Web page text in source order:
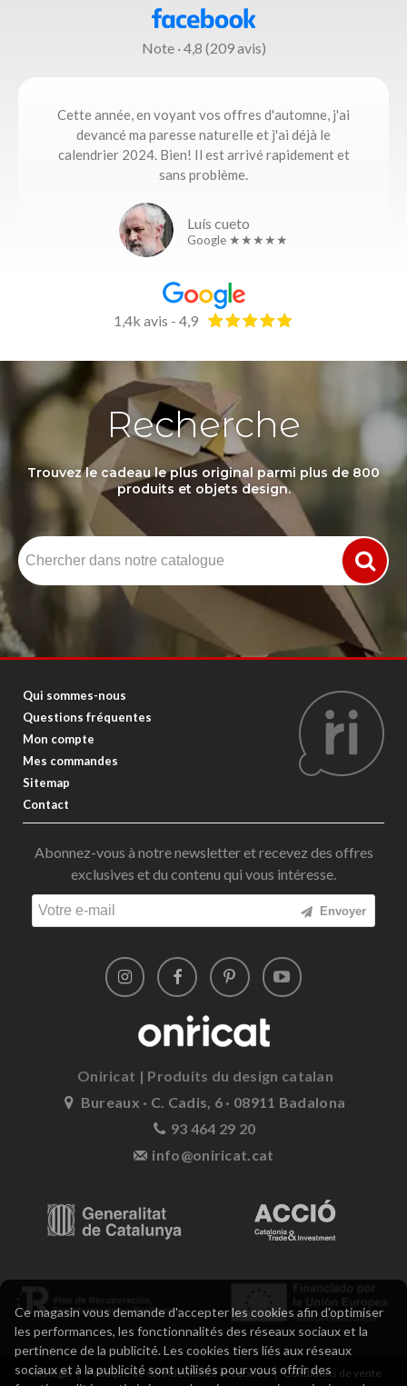
Note · 4,8 (209 avis)
Cette année, en voyant vos offres d'automne, j'ai
devancé ma paresse naturelle et j'ai déjà le
calendrier 2024. Bien! Il est arrivé rapidement et
sans problème.
Luís cueto
Google ★★★★★
1,4k avis - 4,9
Recherche
Trouvez le cadeau le plus original parmi plus de 800
produits et objets design.
Qui sommes-nous
Questions fréquentes
Mon compte
Mes commandes
Sitemap
Contact
Abonnez-vous à notre newsletter et recevez des offres
exclusives et du contenu qui vous intéresse.
Envoyer
Oniricat | Produits du design catalan
Bureaux · C. Cadis, 6 · 08911 Badalona
93 464 29 20
info@oniricat.cat
Avis légal Politique de confidentialité et cookies Conditions de vente
Ce magasin vous demande d'accepter les cookies afin d'optimiser
les performances, les fonctionnalités des réseaux sociaux et la
pertinence de la publicité. Les cookies tiers liés aux réseaux
sociaux et à la publicité sont utilisés pour vous offrir des